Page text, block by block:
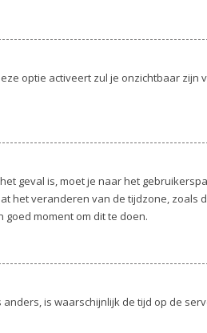
optie activeert zul je onzichtbaar zijn
geval is, moet je naar het
het veranderen van de tijdzone, zoals
moment om dit te doen.
is waarschijnlijk de tijd op de